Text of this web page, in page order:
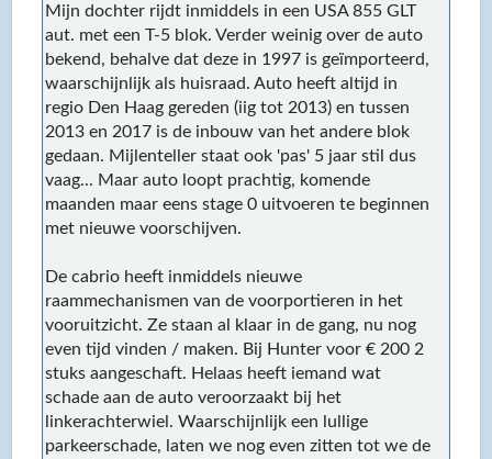
Mijn dochter rijdt inmiddels in een USA 855 GLT
aut. met een T-5 blok. Verder weinig over de auto
bekend, behalve dat deze in 1997 is geïmporteerd,
waarschijnlijk als huisraad. Auto heeft altijd in
regio Den Haag gereden (iig tot 2013) en tussen
2013 en 2017 is de inbouw van het andere blok
gedaan. Mijlenteller staat ook 'pas' 5 jaar stil dus
vaag... Maar auto loopt prachtig, komende
maanden maar eens stage 0 uitvoeren te beginnen
met nieuwe voorschijven.
De cabrio heeft inmiddels nieuwe
raammechanismen van de voorportieren in het
vooruitzicht. Ze staan al klaar in de gang, nu nog
even tijd vinden / maken. Bij Hunter voor € 200 2
stuks aangeschaft. Helaas heeft iemand wat
schade aan de auto veroorzaakt bij het
linkerachterwiel. Waarschijnlijk een lullige
parkeerschade, laten we nog even zitten tot we de